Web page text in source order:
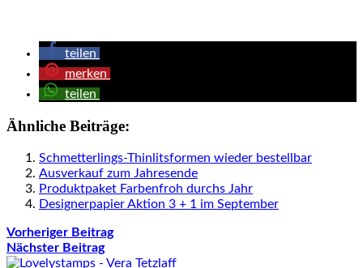
teilen
merken
teilen
Ähnliche Beiträge:
Schmetterlings-Thinlitsformen wieder bestellbar
Ausverkauf zum Jahresende
Produktpaket Farbenfroh durchs Jahr
Designerpapier Aktion 3 + 1 im September
Vorheriger Beitrag
Nächster Beitrag